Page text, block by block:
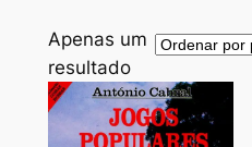
Apenas um
resultado